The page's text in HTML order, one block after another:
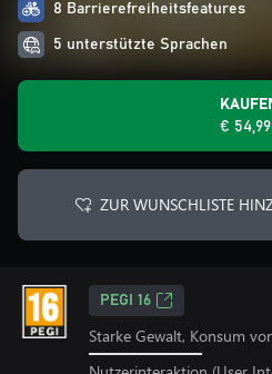
8 Barrierefreiheitsfeatures
5 unterstützte Sprachen
€
ZUR WUNSCHLISTE
PEGI 16
Starke Gewalt, Konsum